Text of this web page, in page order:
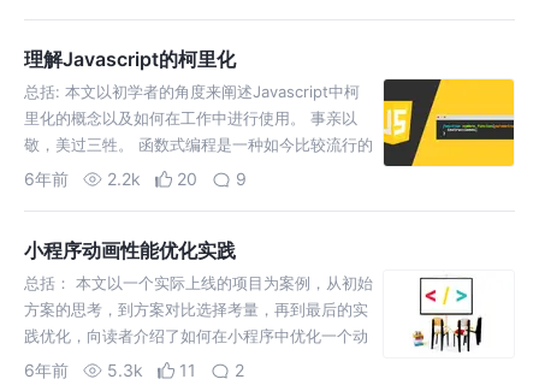
理解Javascript的柯里化
总括: 本文以初学者的角度来阐述Javascript中柯
里化的概念以及如何在工作中进行使用。 事亲以
敬，美过三牲。 函数式编程是一种如今比较流行的
编程范式，它主张将函数作为参数进行传递，然后
6年前 2.2k 20 9
小程序动画性能优化实践
总括： 本文以一个实际上线的项目为案例，从初始
方案的思考，到方案对比选择考量，再到最后的实
践优化，向读者介绍了如何在小程序中优化一个动
画，从而提升页面性能，对了解小程序基本运作原
6年前 5.3k 11 2